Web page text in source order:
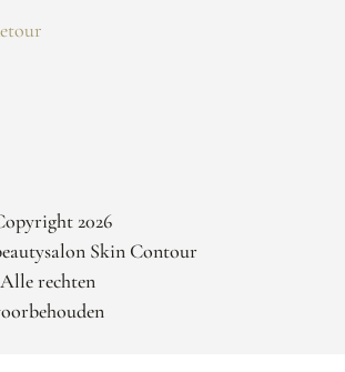
2026
Skin Contour
rechten